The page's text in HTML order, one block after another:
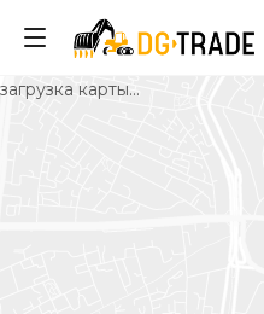
загрузка карты...